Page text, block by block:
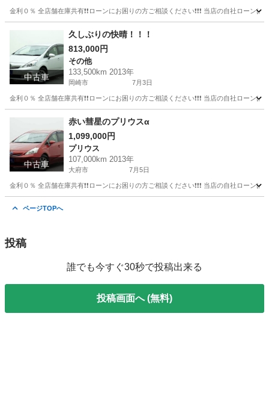
金利０％ 全店舗在庫共有❗️❗️ローンにお困りの方ご相談ください❗️❗️❗️ 当店の自社ロ
ノア ローン
中古車
久しぶりの快晴！！！
813,000円
その他
133,500km 2013年
岡崎市 7月3日
金利０％ 全店舗在庫共有❗️❗️ローンにお困りの方ご相談ください❗️❗️❗️ 当店の自社ロ
その他
中古車
赤い彗星のプリウスα
1,099,000円
プリウス
107,000km 2013年
大府市 7月5日
金利０％ 全店舗在庫共有❗️❗️ローンにお困りの方ご相談ください❗️❗️❗️ 当店の自社ロ
ページTOPへ
投稿
誰でも今すぐ30秒で投稿出来る
投稿画面へ (無料)